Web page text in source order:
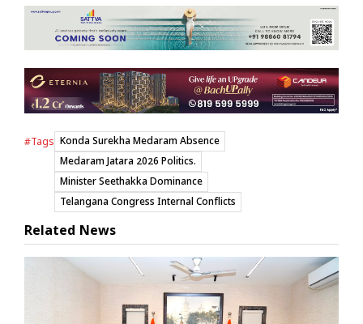
#Tags Konda Surekha Medaram Absence
Medaram Jatara 2026 Politics.
Minister Seethakka Dominance
Telangana Congress Internal Conflicts
Related News